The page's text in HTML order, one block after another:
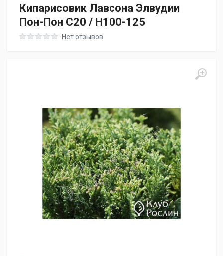
Кипарисовик Лавсона Элвудии
Пон-Пон C20 / H100-125
Rating: 0 out of 5Нет отзывов